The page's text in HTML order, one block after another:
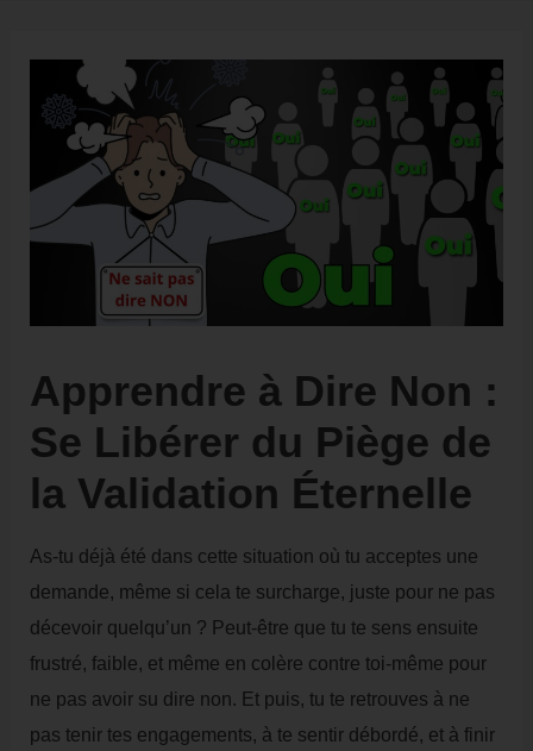
Apprendre à Dire Non :
Se Libérer du Piège de
la Validation Éternelle
As-tu déjà été dans cette situation où tu acceptes une
demande, même si cela te surcharge, juste pour ne pas
décevoir quelqu’un ? Peut-être que tu te sens ensuite
frustré, faible, et même en colère contre toi-même pour
ne pas avoir su dire non. Et puis, tu te retrouves à ne
pas tenir tes engagements, à te sentir débordé, et à finir